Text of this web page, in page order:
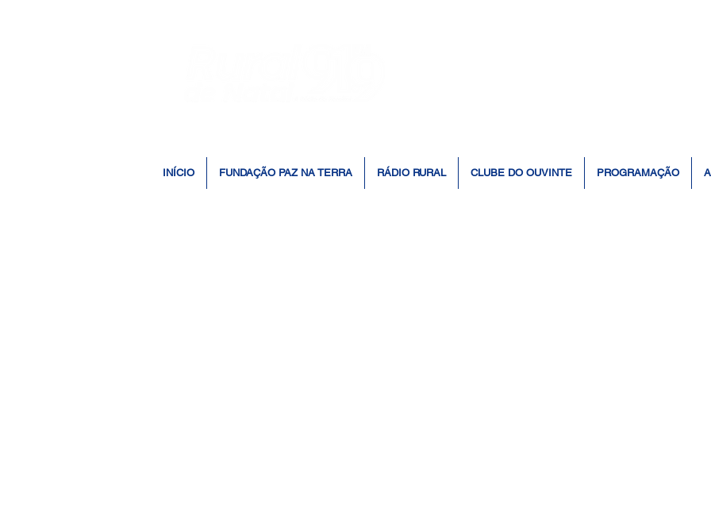
INÍCIO FUNDAÇÃO PAZ NA TERRA RÁDIO RURAL CLUBE DO OUVINTE PROGRAMAÇÃO